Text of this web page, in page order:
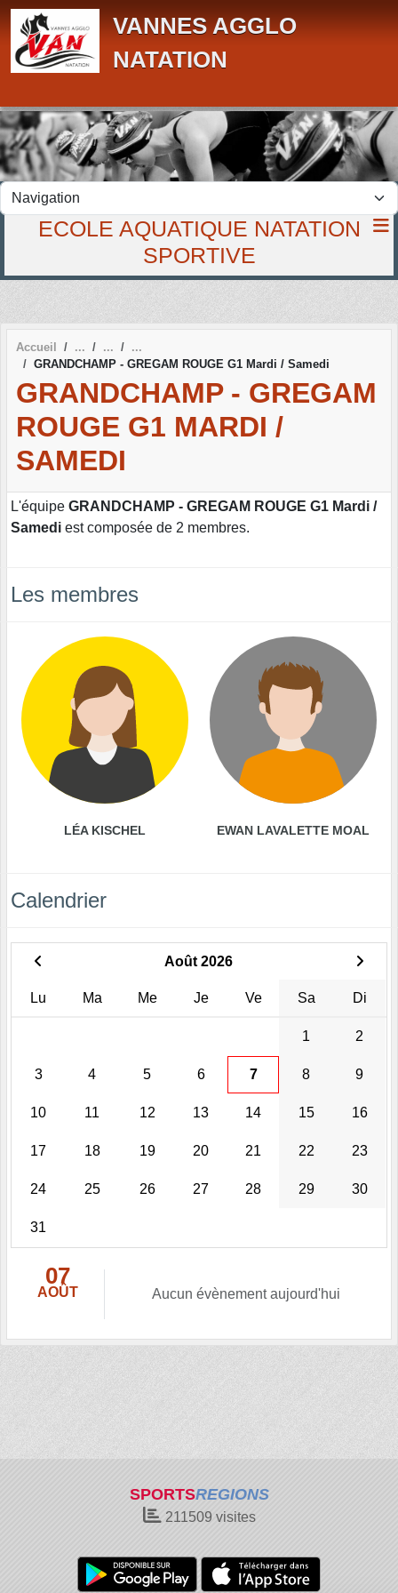
VANNES AGGLO
NATATION
ECOLE AQUATIQUE NATATION
SPORTIVE
Accueil
GRANDCHAMP - GREGAM ROUGE G1 Mardi / Samedi
GRANDCHAMP - GREGAM
ROUGE G1 MARDI /
SAMEDI
L'équipe GRANDCHAMP - GREGAM ROUGE G1 Mardi /
Samedi est composée de 2 membres.
Les membres
LÉA KISCHEL EWAN LAVALETTE MOAL
Calendrier
Août 2026
Lu Ma Me Je Ve Sa Di
1 2
3 4 5 6 7 8 9
10 11 12 13 14 15 16
17 18 19 20 21 22 23
24 25 26 27 28 29 30
31
07
AOÛT Aucun évènement aujourd'hui
SPORTSREGIONS
211509visites
Panneau de gestion des cookies